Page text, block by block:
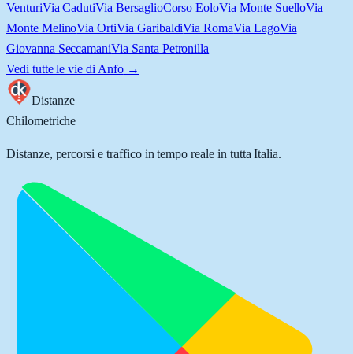
VenturiVia CadutiVia BersaglioCorso EoloVia Monte SuelloVia
Monte MelinoVia OrtiVia GaribaldiVia RomaVia LagoVia
Giovanna SeccamaniVia Santa Petronilla
Vedi tutte le vie di Anfo→
Distanze
Chilometriche
Distanze, percorsi e traffico in tempo reale in tutta Italia.